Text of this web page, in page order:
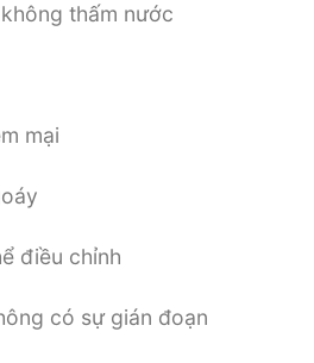
thấm nước
mại
điều chỉnh
có sự gián đoạn